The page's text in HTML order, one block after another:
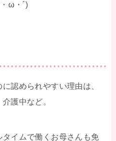
ω・´)
認められやすい理由は、
護中など。
イムで働くお母さんも免